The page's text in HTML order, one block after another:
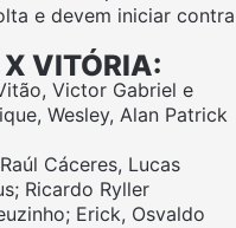
e devem iniciar contra
X VITÓRIA:
Victor Gabriel e
Wesley, Alan Patrick
Cáceres, Lucas
Ricardo Ryller
Erick, Osvaldo